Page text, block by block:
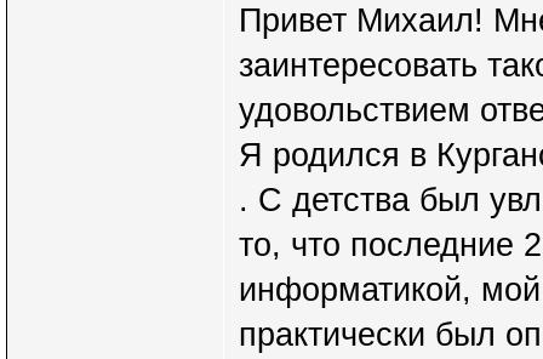
Привет Михаил!
заинтересовать
удовольствием
Я родился в
. С детства был
то, что последние
информатикой,
практически был